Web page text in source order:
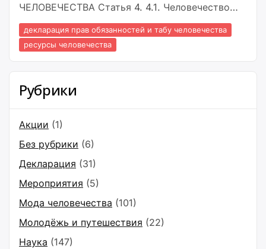
Рубрики
Акции (1)
Без рубрики (6)
Декларация (31)
Мероприятия (5)
Мода человечества (101)
Молодёжь и путешествия (22)
Наука (147)
ЧЕЛОВЕЧЕСТВА Статья 4. 4.1. Человечество
имеет право концентрировать все ресурсы для
использования прав и выполнения
обязанностей декларации. Что бы жить вечно,
громадные ресурсы.
декларация прав обязанностей и табу человечества
ресурсы человечества